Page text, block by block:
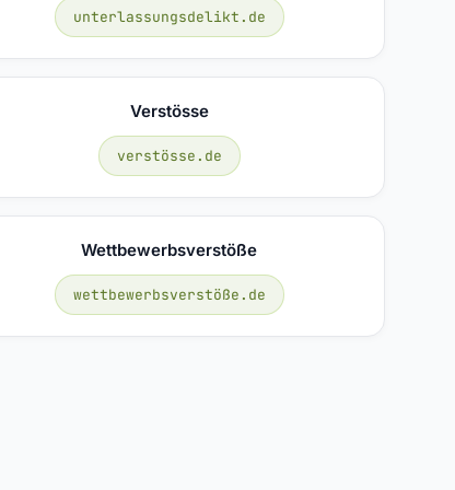
unterlassungsdelikt.de
Verstösse
verstösse.de
Wettbewerbsverstöße
wettbewerbsverstöße.de